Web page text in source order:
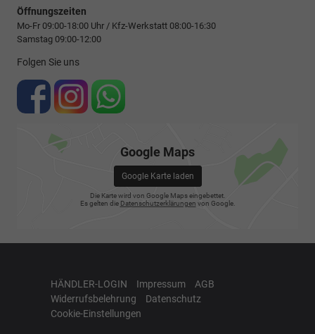
Öffnungszeiten
Mo-Fr 09:00-18:00 Uhr / Kfz-Werkstatt 08:00-16:30
Samstag 09:00-12:00
Folgen Sie uns
Google Maps
Google Karte laden
Die Karte wird von Google Maps eingebettet.
Es gelten die Datenschutzerklärungen von Google.
HÄNDLER-LOGIN Impressum
AGB
Widerrufsbelehrung
Datenschutz
Cookie-Einstellungen